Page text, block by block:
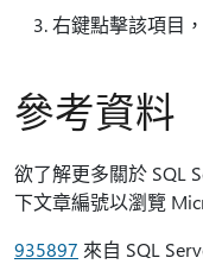
右鍵點擊該項目
參考資料
欲了解更多關於 SQL
下文章編號以瀏覽
935897 來自 SQL